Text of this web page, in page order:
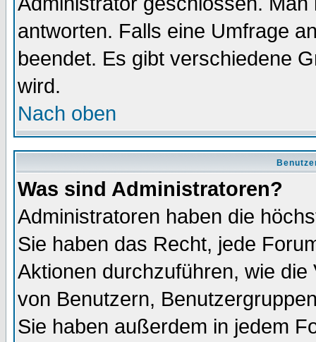
antworten. Falls eine Umfrage
beendet. Es gibt verschiedene
wird.
Nach oben
Was sind Administratoren?
Administratoren haben die
Sie haben das Recht, jede
Aktionen durchzuführen, wie
von Benutzern,
Sie haben außerdem in jedem